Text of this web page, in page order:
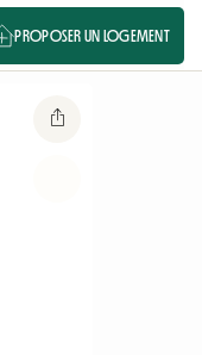
PROPOSER UN LOGEMENT